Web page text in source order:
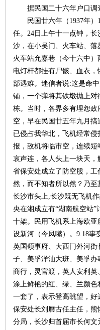
据民国二十六年户口调查
民国廿六年（1937年）
任。24日上午十一点钟，
沙，在小吴门、火车站、
火车站允嘉巷（今十六中
电灯杆都挂有尸骸、血衣
部遇难。迷信者说:这是命
铺，一个弹将其铁墩抛上
栋。当时，各界多有埋怨
空，早在民国廿五年九月
已侵占我华北，飞机经常
报，敌机将临市空，连续
哀声连，各人头上一块天
省保安处成立了防空股，
然，而不知者所以然？乃
长沙市头上,长沙既无飞机
央在湘成立有“湖南航空站
十架。民用飞机系上海欧
设新河（今凤嘴）。9.18事
英国领事府、大西门外河
子、美孚洋汕大班、美孚
商行，灵官渡，英人安利
涂上鲜艳的红、绿、兰颜
一套了，表示登高眺望，
保安处长刘膺古任主任，
分局，长沙归首届市长何